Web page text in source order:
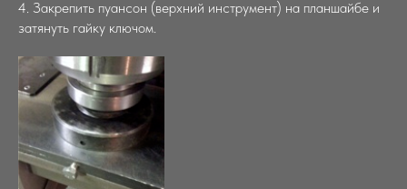
4. Закрепить пуансон (верхний инструмент) на планшайбе и
затянуть гайку ключом.